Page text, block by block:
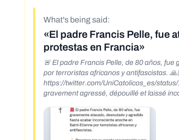
What's being said:
«El padre Francis Pelle, fue
protestas en Francia»
🚨 El padre Francis Pelle, de 80 años,
por terroristas africanos y antifascistas.
https://twitter.com/UniCatolicos_es/status/
gravement agressé, dépouillé et laissé
beaten and left fighting for his life after an attempted
of many Catholics targeted as the